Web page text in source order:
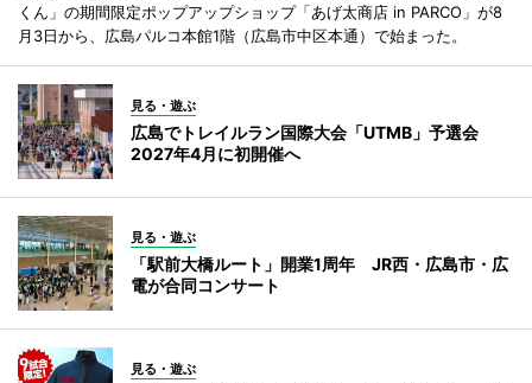
くん」の期間限定ポップアップショップ「あげ太商店 in PARCO」が8
月3日から、広島パルコ本館1階（広島市中区本通）で始まった。
見る・遊ぶ
広島でトレイルラン国際大会「UTMB」予選会
2027年4月に初開催へ
見る・遊ぶ
「駅前大橋ルート」開業1周年 JR西・広島市・広
電が合同コンサート
見る・遊ぶ